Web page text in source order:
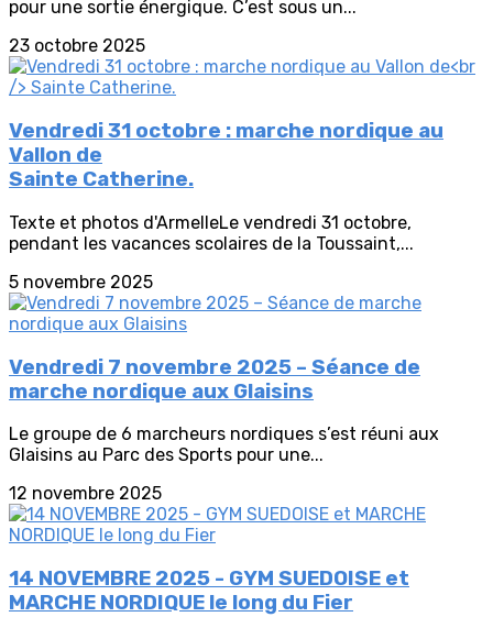
pour une sortie énergique. C’est sous un...
23 octobre 2025
Vendredi 31 octobre : marche nordique au
Vallon de
Sainte Catherine.
Texte et photos d'ArmelleLe vendredi 31 octobre,
pendant les vacances scolaires de la Toussaint,...
5 novembre 2025
Vendredi 7 novembre 2025 – Séance de
marche nordique aux Glaisins
Le groupe de 6 marcheurs nordiques s’est réuni aux
Glaisins au Parc des Sports pour une...
12 novembre 2025
14 NOVEMBRE 2025 - GYM SUEDOISE et
MARCHE NORDIQUE le long du Fier